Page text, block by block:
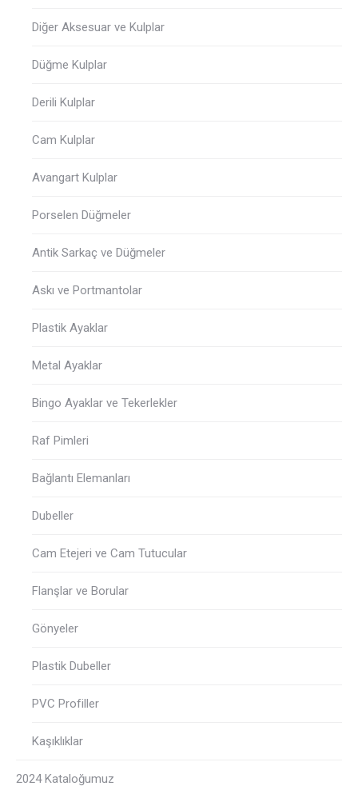
Diğer Aksesuar ve Kulplar
Düğme Kulplar
Derili Kulplar
Cam Kulplar
Avangart Kulplar
Porselen Düğmeler
Antik Sarkaç ve Düğmeler
Askı ve Portmantolar
Plastik Ayaklar
Metal Ayaklar
Bingo Ayaklar ve Tekerlekler
Raf Pimleri
Bağlantı Elemanları
Dubeller
Cam Etejeri ve Cam Tutucular
Flanşlar ve Borular
Gönyeler
Plastik Dubeller
PVC Profiller
Kaşıklıklar
2024 Kataloğumuz